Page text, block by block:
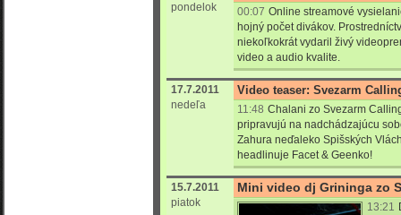
pondelok
00:07 Online streamové
hojný počet divákov.
niekoľkokrát vydaril živý
video a audio kvalite.
17.7.2011
nedeľa
Video teaser: Svezarm
11:48 Chalani zo Svezarm
pripravujú na nadchádzajúcu
Zahura neďaleko Spišských
headlinuje Facet & Geenko!
15.7.2011
piatok
Mini video dj Grininga zo
13:21